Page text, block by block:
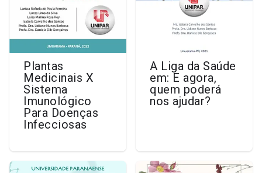
Plantas
Medicinais X
Sistema
Imunológico
Para Doenças
Infecciosas
A Liga da Saúde
em: E agora,
quem poderá
nos ajudar?